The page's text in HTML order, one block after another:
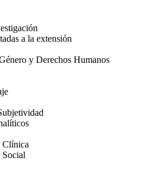
a la extensión
y Derechos Humanos
Clínica
Social